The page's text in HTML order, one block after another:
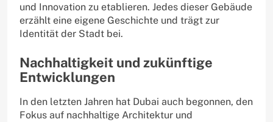
und Innovation zu etablieren. Jedes dieser Gebäude
erzählt eine eigene Geschichte und trägt zur
Identität der Stadt bei.
Nachhaltigkeit und zukünftige
Entwicklungen
In den letzten Jahren hat Dubai auch begonnen, den
Fokus auf nachhaltige Architektur und